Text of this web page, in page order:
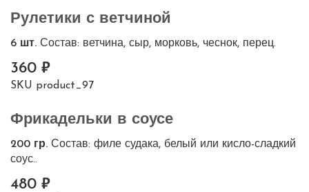
Рулетики с ветчиной
6 шт. Состав: ветчина, сыр, морковь, чеснок, перец.
360
SKU product_97
Фрикадельки в соусе
200 гр. Состав: филе судака, белый или кисло-сладкий
соус..
480